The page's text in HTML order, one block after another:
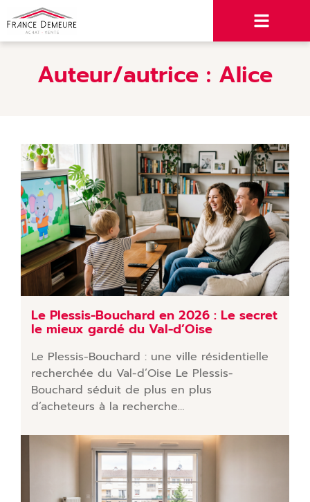
Auteur/autrice : Alice
Le Plessis-Bouchard en 2026 : Le secret
le mieux gardé du Val-d’Oise
Le Plessis-Bouchard : une ville résidentielle
recherchée du Val-d’Oise Le Plessis-
Bouchard séduit de plus en plus
d’acheteurs à la recherche…